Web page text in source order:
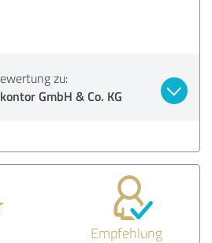
zu:
GmbH & Co. KG
Empfehlung